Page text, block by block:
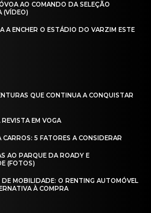
AO COMANDO DA SELEÇÃO
(VÍDEO)
A ENCHER O ESTÁDIO DO VARZIM ESTE
QUE CONTINUA A CONQUISTAR
EM VOGA
5 FATORES A CONSIDERAR
AO PARQUE DA ROADY E
(FOTOS)
MOBILIDADE: O RENTING AUTOMÓVEL
À COMPRA